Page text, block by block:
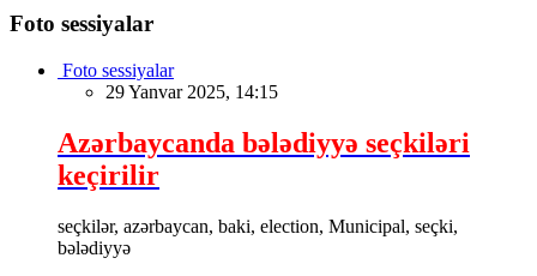
Foto sessiyalar
Foto sessiyalar
29 Yanvar 2025, 14:15
Azərbaycanda bələdiyyə seçkiləri
keçirilir
seçkilər, azərbaycan, baki, election, Municipal, seçki,
bələdiyyə